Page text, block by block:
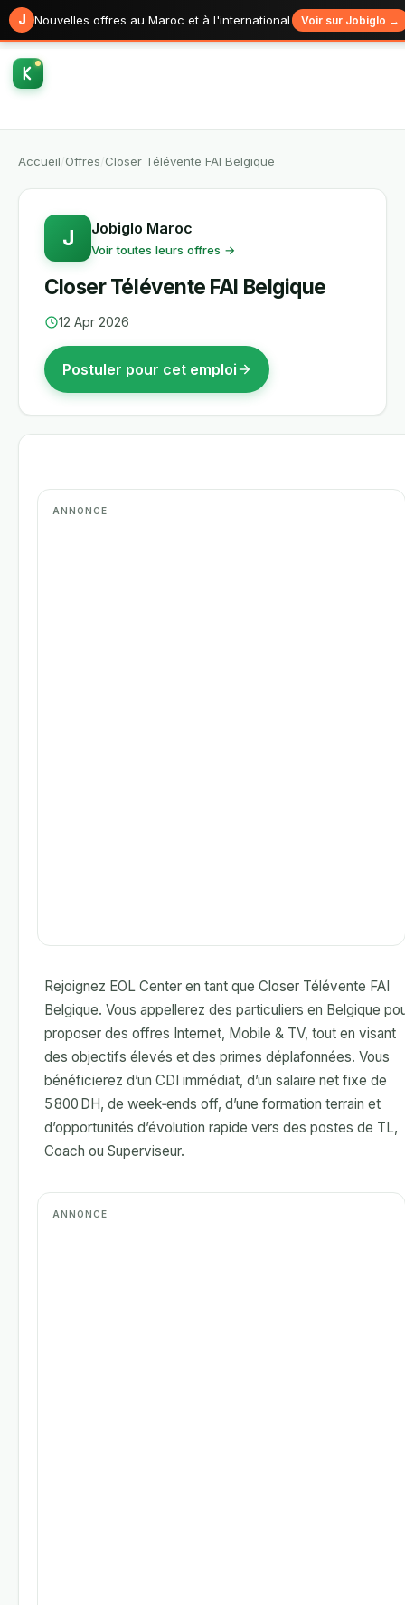
J Nouvelles offres au Maroc et à l'international Voir sur Jobiglo →
Accueil Offres Closer Télévente FAI Belgique
J Jobiglo Maroc
Voir toutes leurs offres →
Closer Télévente FAI Belgique
12 Apr 2026
Postuler pour cet emploi
Rejoignez EOL Center en tant que Closer Télévente FAI
Belgique. Vous appellerez des particuliers en Belgique
proposer des offres Internet, Mobile & TV, tout en visant
des objectifs élevés et des primes déplafonnées. Vous
bénéficierez d’un CDI immédiat, d’un salaire net fixe de
5 800 DH, de week‑ends off, d’une formation terrain et
d’opportunités d’évolution rapide vers des postes de TL,
Coach ou Superviseur.